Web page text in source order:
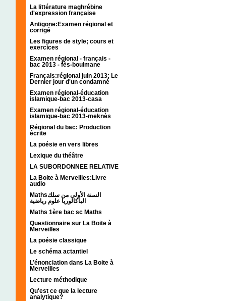
La littérature maghrébine
d'expression française
Antigone:Examen régional et
corrigé
Les figures de style; cours et
exercices
Examen régional - français -
bac 2013 - fès-boulmane
Français:régional juin 2013; Le
Dernier jour d'un condamné
Examen régional-éducation
islamique-bac 2013-casa
Examen régional-éducation
islamique-bac 2013-meknès
Régional du bac: Production
écrite
La poésie en vers libres
Lexique du théâtre
LA SUBORDONNEE RELATIVE
La Boite à Merveilles:Livre
audio
Mathsالسنة الأولى من سلك
الباكالوريا علوم رياضية
Maths 1ère bac sc Maths
Questionnaire sur La Boite à
Merveilles
La poésie classique
Le schéma actantiel
L’énonciation dans La Boite à
Merveilles
Lecture méthodique
Qu'est ce que la lecture
analytique?